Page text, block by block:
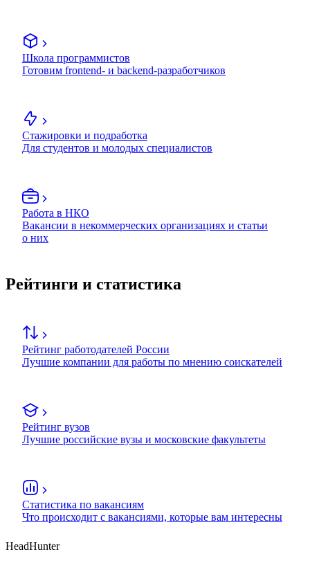
Школа программистов
Готовим frontend- и backend-разработчиков
Стажировки и подработка
Для студентов и молодых специалистов
Работа в НКО
Вакансии в некоммерческих организациях и статьи
о них
Рейтинги и статистика
Рейтинг работодателей России
Лучшие компании для работы по мнению соискателей
Рейтинг вузов
Лучшие российские вузы и московские факультеты
Статистика по вакансиям
Что происходит с вакансиями, которые вам интересны
HeadHunter